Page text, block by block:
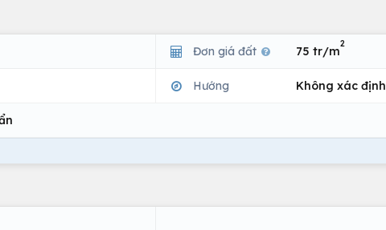
Đơn giá đất 75 tr/m
2
Hướng Không xác định